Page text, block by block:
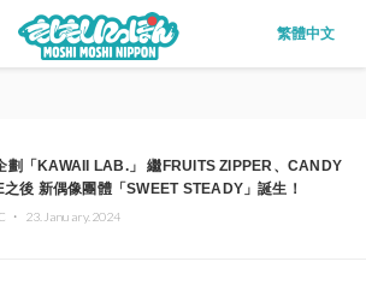
繁體中文
劃「KAWAII LAB.」 繼FRUITS ZIPPER、CANDY
之後 新偶像團體「SWEET STEADY」誕生！
・ 23.January.2024